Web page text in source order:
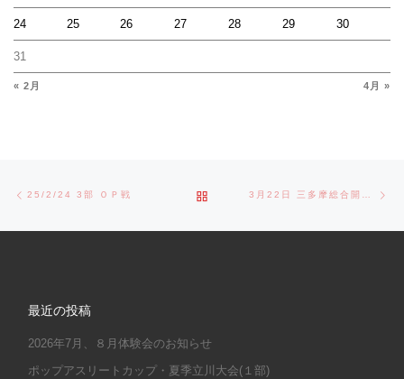
« 2月 4月 »
24 25 26 27 28 29 30
31
Post navigation
25/2/24 3部 ＯＰ戦 BACK TO POST LIST 3月22日 三多摩総合開会式
最近の投稿
2026年7月、８月体験会のお知らせ
ポップアスリートカップ・夏季立川大会(１部)